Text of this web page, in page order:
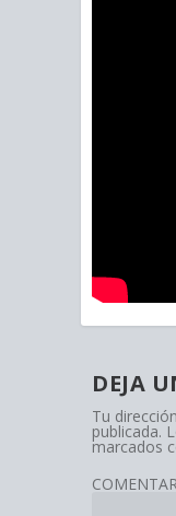
DEJA
Tu
publicada.
marcados